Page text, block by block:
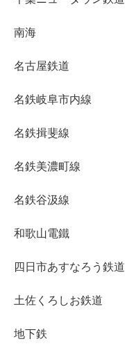
南海
名古屋鉄道
名鉄岐阜市内線
名鉄揖斐線
名鉄美濃町線
名鉄谷汲線
和歌山電鐵
四日市あすなろう鉄道
土佐くろしお鉄道
地下鉄